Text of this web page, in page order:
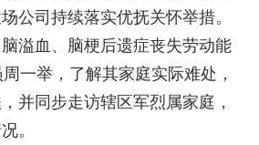
公司持续落实优抚关怀举措。
溢血、脑梗后遗症丧失劳动能
一举，了解其家庭实际难处，
并同步走访辖区军烈属家庭，
。